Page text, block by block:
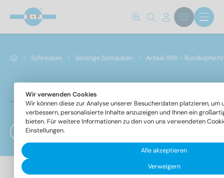
Schrauben Sonstige Schrauben Artikel 9191 -
Artikel 9191 - Rundkopfschrauben für
Filter
Wir verwenden Cookies
Wir können diese zur Analyse unserer Besucherdaten platzieren, um
verbessern, personalisierte Inhalte anzuzeigen und Ihnen ein
bieten. Für weitere Informationen zu den von uns verwendeten
Einstellungen.
Alle akzeptieren
Verweigern